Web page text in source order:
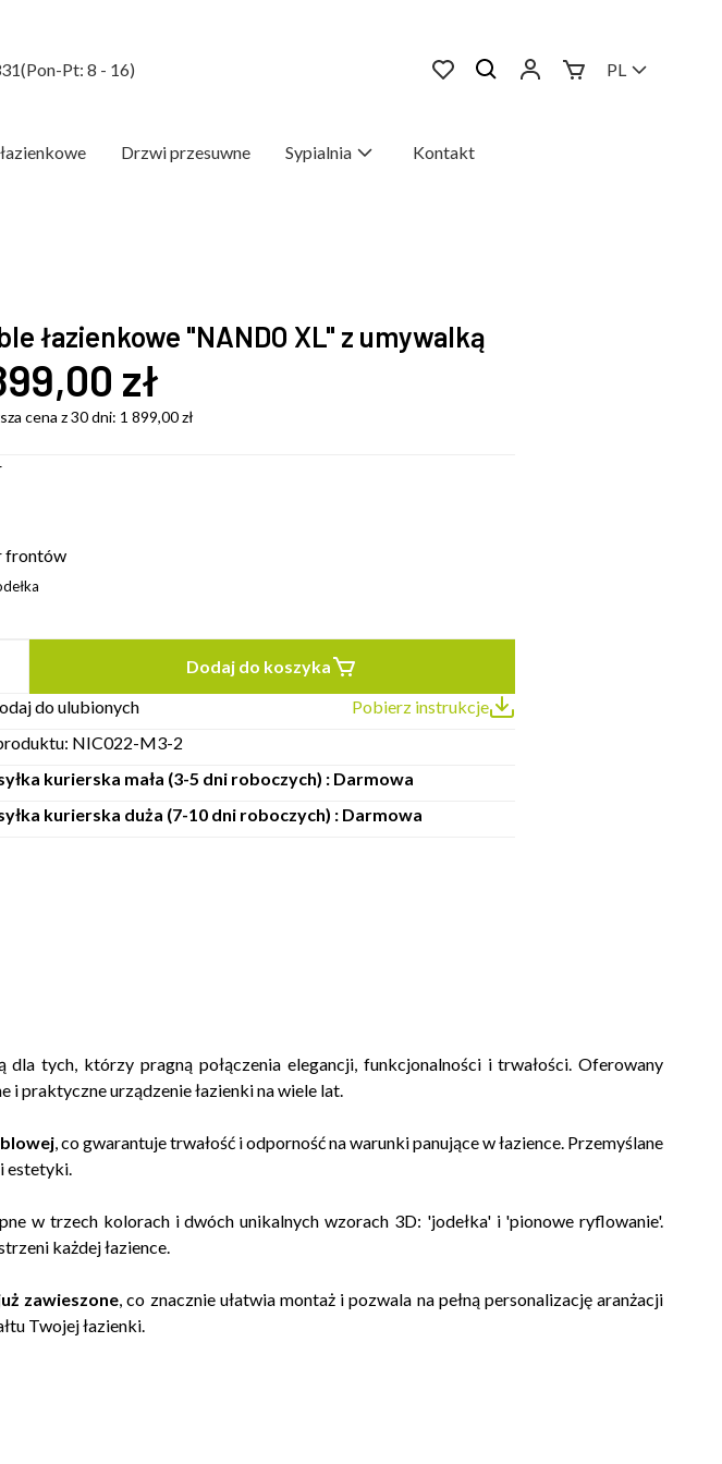
(Pon-Pt: 8 - 16) PL
Drzwi przesuwne Sypialnia Kontakt
łazienkowe "NANDO XL" z umywalką
zł
cena z 30 dni: 1 899,00zł
frontów
Dodaj do koszyka
do ulubionych
Pobierz instrukcje
NIC022-M3-2
kurierska mała (3-5 dni roboczych) : Darmowa
kurierska duża (7-10 dni roboczych) : Darmowa
tych, którzy pragną połączenia elegancji, funkcjonalności i trwałości. Oferowany
praktyczne urządzenie łazienki na wiele lat.
, co gwarantuje trwałość i odporność na warunki panujące w łazience. Przemyślane
estetyki.
w trzech kolorach i dwóch unikalnych wzorach 3D: 'jodełka' i 'pionowe ryflowanie'.
każdej łazience.
zawieszone, co znacznie ułatwia montaż i pozwala na pełną personalizację aranżacji
Twojej łazienki.